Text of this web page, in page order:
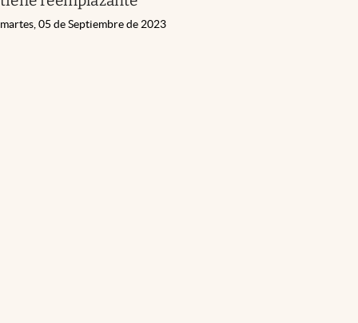
martes, 05 de Septiembre de 2023